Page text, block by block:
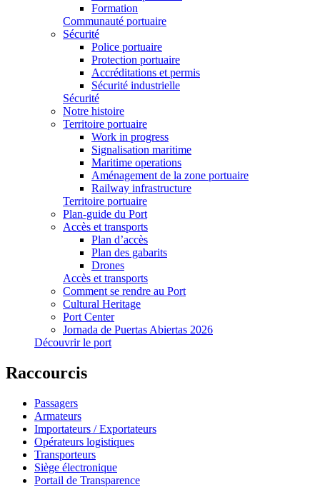
Formation
Communauté portuaire
Sécurité
Police portuaire
Protection portuaire
Accréditations et permis
Sécurité industrielle
Sécurité
Notre histoire
Territoire portuaire
Work in progress
Signalisation maritime
Maritime operations
Aménagement de la zone portuaire
Railway infrastructure
Territoire portuaire
Plan-guide du Port
Accès et transports
Plan d’accès
Plan des gabarits
Drones
Accès et transports
Comment se rendre au Port
Cultural Heritage
Port Center
Jornada de Puertas Abiertas 2026
Découvrir le port
Raccourcis
Passagers
Armateurs
Importateurs / Exportateurs
Opérateurs logistiques
Transporteurs
Siège électronique
Portail de Transparence